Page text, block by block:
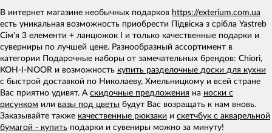
В интернет магазине необычных подарков https://exterium.com.ua
есть уникальная возможность приобрести Підвіска з срібла Yastreb
Сім'я 3 елементи + ланцюжок I и только качественные подарки и
суверниры по лучшей цене. Разнообразный ассортимент в
категории Подарочные наборы от замечательных брендов: Chiori,
KOH-I-NOOR и возможность купить разделочные доски для кухни
с быстрой доставкой по Николаеву, Хмельницкому и всей стране
Вас приятно удивят. А скидочные предложения на носки с
рисунком или вазы под цветы будут Вас возращать к нам вновь.
Заказывайте также качественные рюкзаки и скетчбук с акварельной
бумагой - купить подарки и сувениры можно за минуту!